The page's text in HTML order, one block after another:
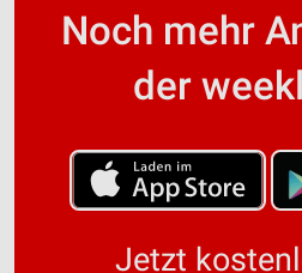
Noch mehr
der
Jetzt